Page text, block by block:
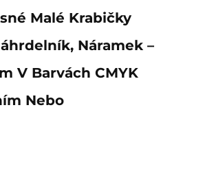
Malé Krabičky
Náramek –
V Barvách CMYK
Nebo